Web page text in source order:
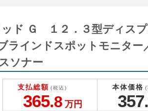
ッド Ｇ １２．３型ディス
ラインドスポットモニタ
ソナー
支払総額 (税込)
365.8 万円
本体価格 (
357.